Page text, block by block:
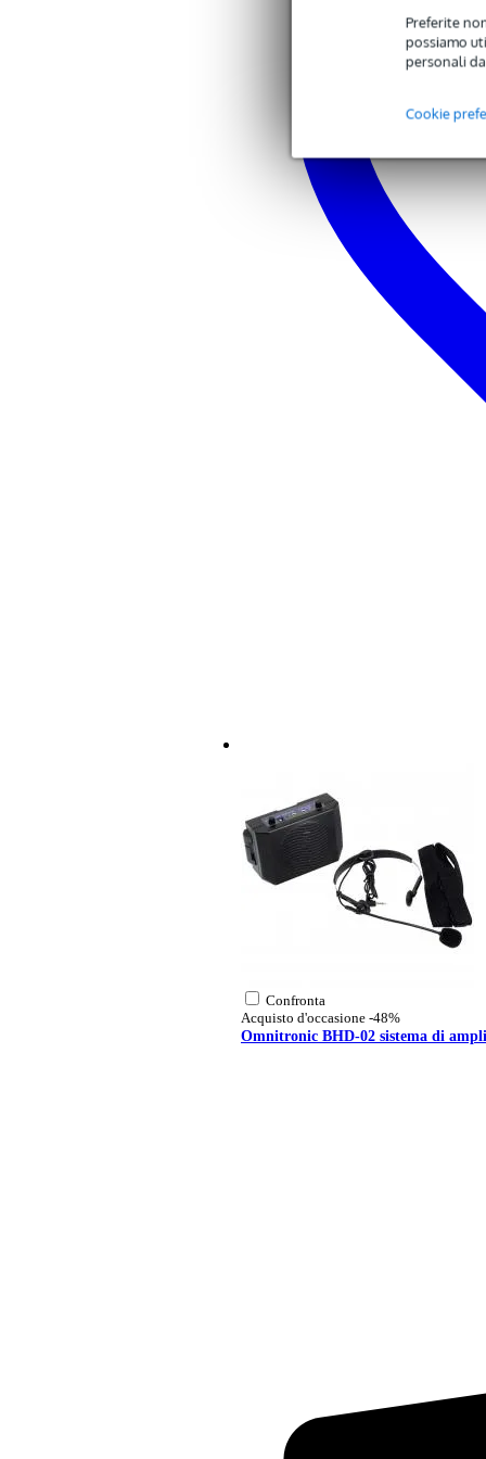
Preferite
possiamo
personali
Cookie
mid volume: 8 hours
high volume: 5 hours
charging time: 5 hours
dimensions: 24.1 x 18.3 x 18.3cm
Confronta
Acquisto d'occasione -48%
Omnitronic BHD-02 sistema di